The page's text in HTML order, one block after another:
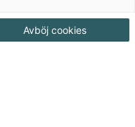
Avböj cookies